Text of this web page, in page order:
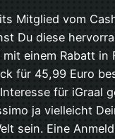
Mitglied vom
Du diese
einem Rabatt in
für 45,99 Euro
für iGraal
ja vielleicht
sein. Eine